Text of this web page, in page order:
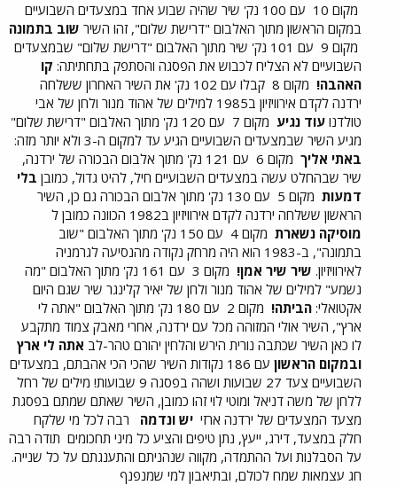
מקום 10
עם 100 נק' שיר שהיה שבוע אחד במצעדים השבועיים
במקום הראשון מתוך האלבום "דרישת שלום", זהו השיר שוב בתמונה
מקום 9
עם 101 נק' שיר מתוך האלבום "דרישת שלום" שבמצעדים
השבועיים לא הצליח לכבוש את הפסגה והסתפק בתחתיתה: קו
האהבה! מקום 8
קבלו עם 102 נק' את השיר האחרון ששלחה
ירדנה לקדם אירוויזיון ב1985 למילים של אהוד מנור ולחן של אבי
טולדנו עוד נגיע מקום 7
עם 120 נק' מתוך האלבום "דרישת שלום"
מגיע השיר שבמצעדים השבועיים הגיע עד למקום ה-3 ולא יותר מזה:
באתי אליך מקום 6
עם 121 נק' מתוך אלבום הבכורה של ירדנה,
שיר שבהחלט עשה במצעדים השבועיים חיל, להיט גדול, כמובן בלי
דמעות מקום 5
עם 130 נק' מתוך אלבום הבכורה גם כן, השיר
הראשון ששלחה ירדנה לקדם אירוויזיון ב1982 הכוונה כמובן ל
מוסיקה נשארת מקום 4
עם 150 נק' מתוך האלבום "שוב
בתמונה", ב-1983 הוא היה מרחק נקודה מהנסיעה לגרמניה
לאירוויזיון. שיר שיר אמן! מקום 3
עם 161 נק' מתוך האלבום "מה
נשמע" למילים של אהוד מנור ולחן של יאיר קלינגר שיר שגם היום
אקטואלי: הביתה! מקום 2
עם 180 נק' מתוך האלבום "אתה לי
ארץ", השיר אולי המזוהה מכל עם ירדנה, אחרי מאבק צמוד מתקבע
לו כאן השיר שכתבה נורית הירש והלחין יהורם טהר-לב אתה לי ארץ
ובמקום הראשון
עם 186 נקודות השיר שהכי הכי אהבתם, במצעדים
השבועיים צעד 27 שבועות ושהה בפסגה 9 שבועות! מילים של רחל
ללחן של משה דניאל ומוטי לוי זהו כמובן, השיר שאתם שמתם בפסגת
מצעד המצעדים של ירדנה ארזי יש ונדמה
רבה לכל מי שלקח
חלק במצעד, דירג, ייעץ, נתן טיפים והציע כל מיני תחכומים תודה רבה
על הסבלנות ועל ההתמדה, מקווה שנהניתם והתענגתם על כל שנייה.
חג עצמאות שמח לכולם, ובתיאבון למי שמנפנף